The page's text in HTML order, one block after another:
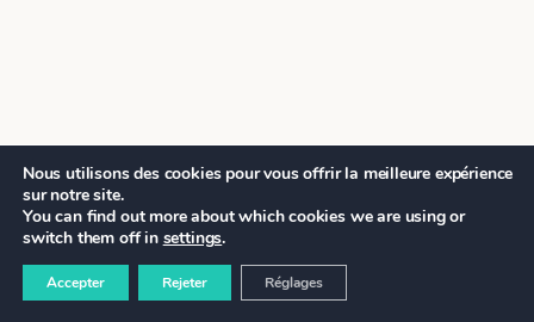
Nous utilisons des cookies pour vous offrir la meilleure expérience
sur notre site.
You can find out more about which cookies we are using or
switch them off in settings.
Accepter Rejeter Réglages